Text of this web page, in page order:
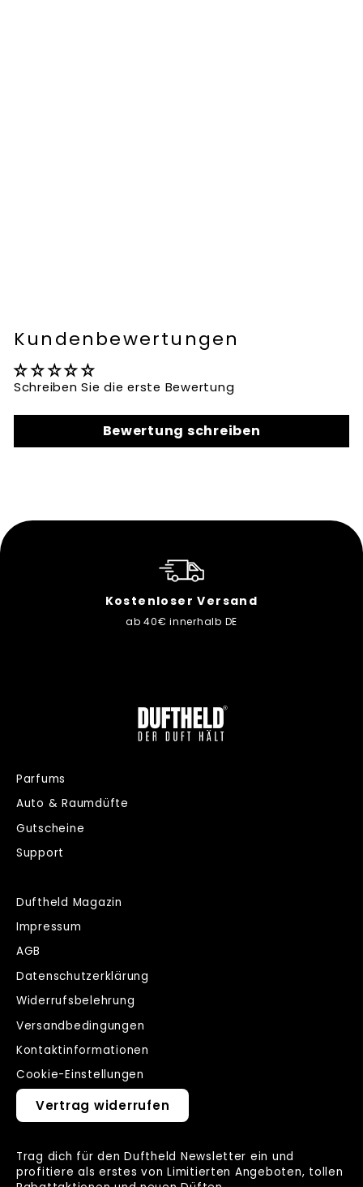
Kundenbewertungen
Schreiben Sie die erste Bewertung
Bewertung schreiben
Kostenloser Versand
ab 40€ innerhalb DE
Parfums
Auto & Raumdüfte
Gutscheine
Support
Duftheld Magazin
Impressum
AGB
Datenschutzerklärung
Widerrufsbelehrung
Versandbedingungen
Kontaktinformationen
Cookie-Einstellungen
Vertrag widerrufen
Trag dich für den Duftheld Newsletter ein und
profitiere als erstes von Limitierten Angeboten, tollen